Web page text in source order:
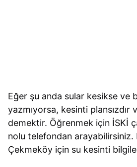
Eğer şu anda sular kesikse ve
yazmıyorsa, kesinti plansızdır
demektir. Öğrenmek için İSKİ
nolu telefondan arayabilirsiniz.
Çekmeköy için su kesinti